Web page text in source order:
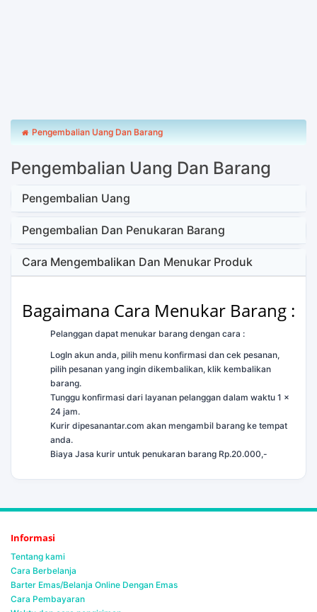
Pengembalian Uang Dan Barang
Pengembalian Uang Dan Barang
Pengembalian Uang
Pengembalian Dan Penukaran Barang
Cara Mengembalikan Dan Menukar Produk
Bagaimana Cara Menukar Barang :
Pelanggan dapat menukar barang dengan cara :
LogIn akun anda, pilih menu konfirmasi dan cek pesanan,
pilih pesanan yang ingin dikembalikan, klik kembalikan
barang.
Tunggu konfirmasi dari layanan pelanggan dalam waktu 1 x
24 jam.
Kurir dipesanantar.com akan mengambil barang ke tempat
anda.
Biaya Jasa kurir untuk penukaran barang Rp.20.000,-
Informasi
Tentang kami
Cara Berbelanja
Barter Emas/Belanja Online Dengan Emas
Cara Pembayaran